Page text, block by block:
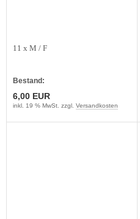
11 x M / F
Bestand:
6,00 EUR
inkl. 19 % MwSt. zzgl. Versandkosten